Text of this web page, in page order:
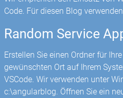
Code. Für diesen Blog
Random Service
Erstellen Sie einen Ordner für
gewünschten Ort auf Ihrem
VSCode. Wir verwenden unter
c:\angularblog. Öffnen Sie ein